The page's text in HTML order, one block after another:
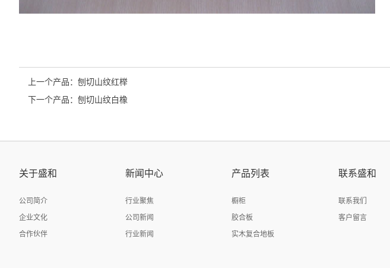
上一个产品： 刨切山纹红榉
下一个产品： 刨切山纹白橡
关于盛和
公司简介
企业文化
合作伙伴
新闻中心
行业聚焦
公司新闻
行业新闻
产品列表
橱柜
胶合板
实木复合地板
联系盛和
联系我们
客户留言